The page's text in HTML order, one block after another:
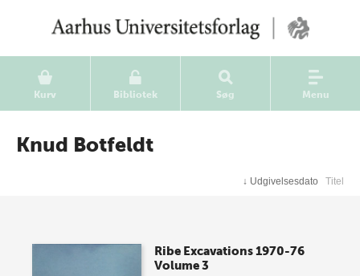
Kurv Bibliotek Søg Menu
Knud Botfeldt
↓ Udgivelsesdato Titel
Ribe Excavations 1970-76
Volume 3